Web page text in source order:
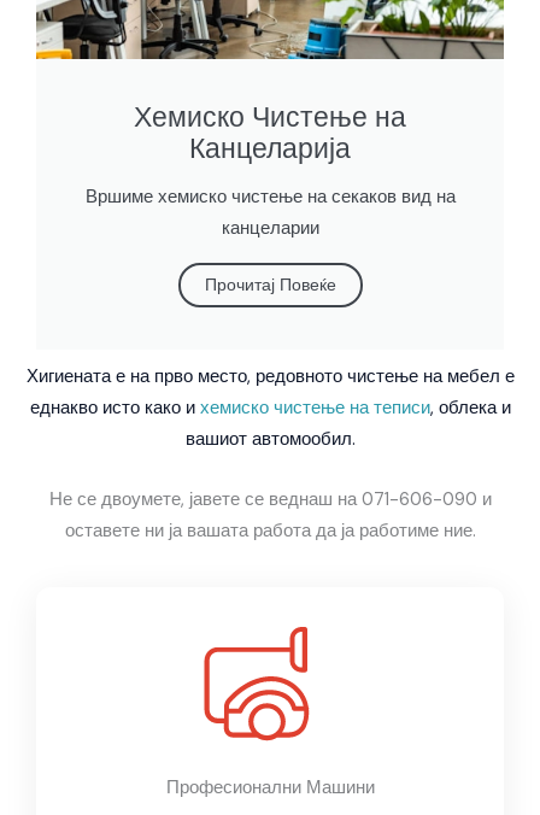
Хемиско Чистење на
Канцеларија
Вршиме хемиско чистење на секаков вид на
канцеларии
Прочитај Повеќе
Хигиената е на прво место, редовното чистење на мебел е
еднакво исто како и хемиско чистење на теписи, облека и
вашиот автомообил.
Не се двоумете, јавете се веднаш на 071-606-090 и
оставете ни ја вашата работа да ја работиме ние.
Професионални Машини